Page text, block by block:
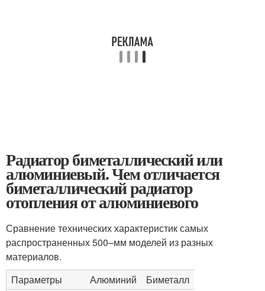
Радиатор биметаллический или
алюминиевый. Чем отличается
биметаллический радиатор
отопления от алюминиевого
Сравнение технических характеристик самых
распространенных 500–мм моделей из разных
материалов.
Параметры
Алюминий Биметалл